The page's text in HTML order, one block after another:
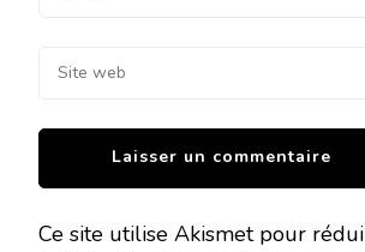
Ce site utilise Akismet pour